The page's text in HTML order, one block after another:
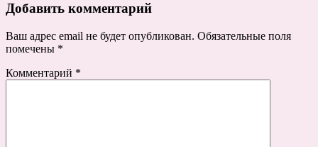
Добавить комментарий
Ваш адрес email не будет опубликован. Обязательные поля
помечены *
Комментарий *